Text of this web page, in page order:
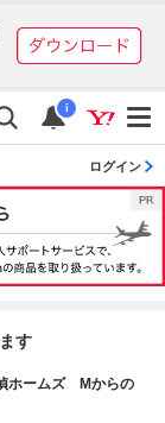
i
ログイン
す
ホームズ Mからの